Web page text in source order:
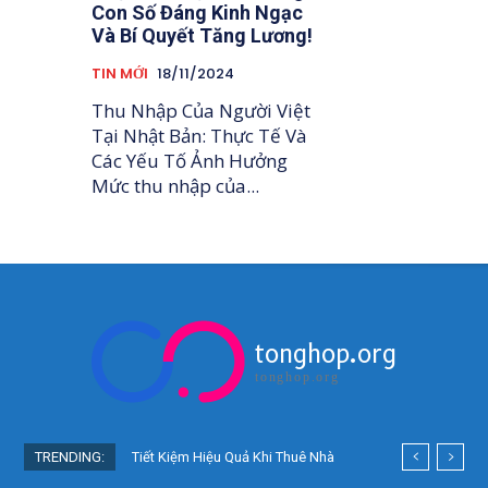
Con Số Đáng Kinh Ngạc
Và Bí Quyết Tăng Lương!
TIN MỚI 18/11/2024
Thu Nhập Của Người Việt
Tại Nhật Bản: Thực Tế Và
Các Yếu Tố Ảnh Hưởng
Mức thu nhập của...
tonghop.org
tonghop.org
TRENDING:
Tiết Kiệm Hiệu Quả Khi Thuê Nhà